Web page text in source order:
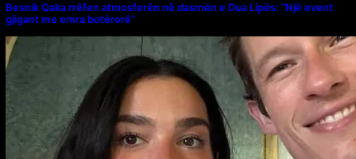
Besnik Qaka rrëfen atmosferën në dasmën e Dua Lipës: “Një event
gjigant me emra botërorë”